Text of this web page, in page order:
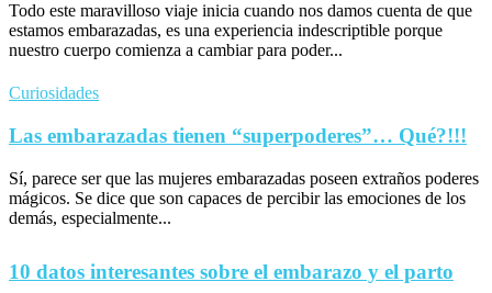
Todo este maravilloso viaje inicia cuando nos damos cuenta de que
estamos embarazadas, es una experiencia indescriptible porque
nuestro cuerpo comienza a cambiar para poder...
Curiosidades
Las embarazadas tienen “superpoderes”… Qué?!!!
Sí, parece ser que las mujeres embarazadas poseen extraños poderes
mágicos. Se dice que son capaces de percibir las emociones de los
demás, especialmente...
10 datos interesantes sobre el embarazo y el parto